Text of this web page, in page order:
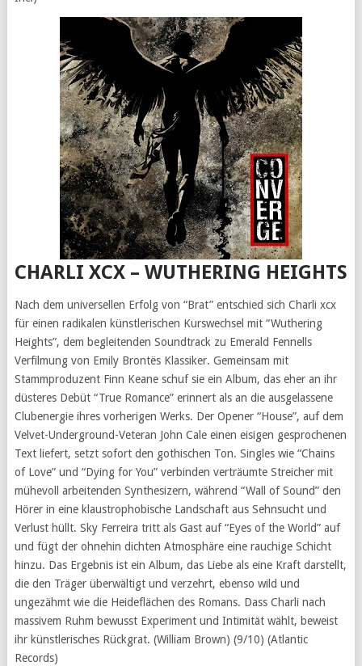
CHARLI XCX – WUTHERING HEIGHTS
Nach dem universellen Erfolg von “Brat” entschied sich Charli xcx
für einen radikalen künstlerischen Kurswechsel mit “Wuthering
Heights”, dem begleitenden Soundtrack zu Emerald Fennells
Verfilmung von Emily Brontës Klassiker. Gemeinsam mit
Stammproduzent Finn Keane schuf sie ein Album, das eher an ihr
düsteres Debüt “True Romance” erinnert als an die ausgelassene
Clubenergie ihres vorherigen Werks. Der Opener “House”, auf dem
Velvet-Underground-Veteran John Cale einen eisigen gesprochenen
Text liefert, setzt sofort den gothischen Ton. Singles wie “Chains
of Love” und “Dying for You” verbinden verträumte Streicher mit
mühevoll arbeitenden Synthesizern, während “Wall of Sound” den
Hörer in eine klaustrophobische Landschaft aus Sehnsucht und
Verlust hüllt. Sky Ferreira tritt als Gast auf “Eyes of the World” auf
und fügt der ohnehin dichten Atmosphäre eine rauchige Schicht
hinzu. Das Ergebnis ist ein Album, das Liebe als eine Kraft darstellt,
die den Träger überwältigt und verzehrt, ebenso wild und
ungezähmt wie die Heideflächen des Romans. Dass Charli nach
massivem Ruhm bewusst Experiment und Intimität wählt, beweist
ihr künstlerisches Rückgrat. (William Brown) (9/10) (Atlantic
Records)